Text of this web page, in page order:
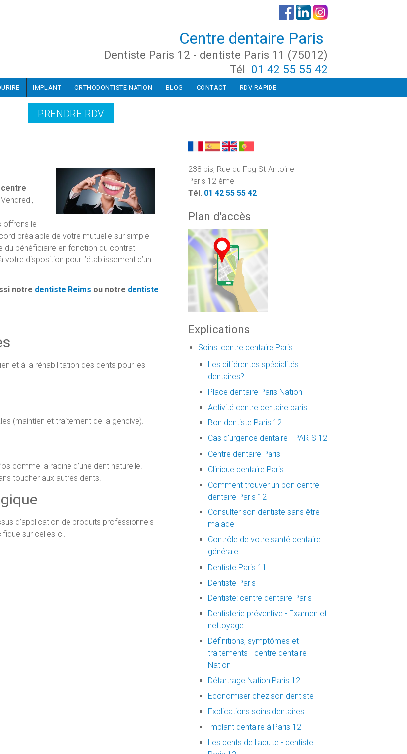
Centre dentaire Paris
Dentiste Paris 12 - dentiste Paris 11 (75012)
Tél 01 42 55 55 42
IMPLANT ORTHODONTISTE NATION BLOG CONTACT RDV RAPIDE
PRENDRE RDV
centre
offrons le
préalable de votre mutuelle sur simple
du bénéficiaire en fonction du contrat
disposition pour l’établissement d’un
notre dentiste Reims ou notre dentiste
et à la réhabilitation des dents pour les
(maintien et traitement de la gencive).
comme la racine d’une dent naturelle.
toucher aux autres dents.
d’application de produits professionnels
sur celles-ci.
238 bis, Rue du Fbg St-Antoine
Paris 12 ème
Tél. 01 42 55 55 42
Plan d'accès
Explications
Soins: centre dentaire Paris
Les différentes spécialités
dentaires?
Place dentaire Paris Nation
Activité centre dentaire paris
Bon dentiste Paris 12
Cas d'urgence dentaire - PARIS 12
Centre dentaire Paris
Clinique dentaire Paris
Comment trouver un bon centre
dentaire Paris 12
Consulter son dentiste sans être
malade
Contrôle de votre santé dentaire
générale
Dentiste Paris 11
Dentiste Paris
Dentiste: centre dentaire Paris
Dentisterie préventive - Examen et
nettoyage
Définitions, symptômes et
traitements - centre dentaire
Nation
Détartrage Nation Paris 12
Economiser chez son dentiste
Explications soins dentaires
Implant dentaire à Paris 12
Les dents de l'adulte - dentiste